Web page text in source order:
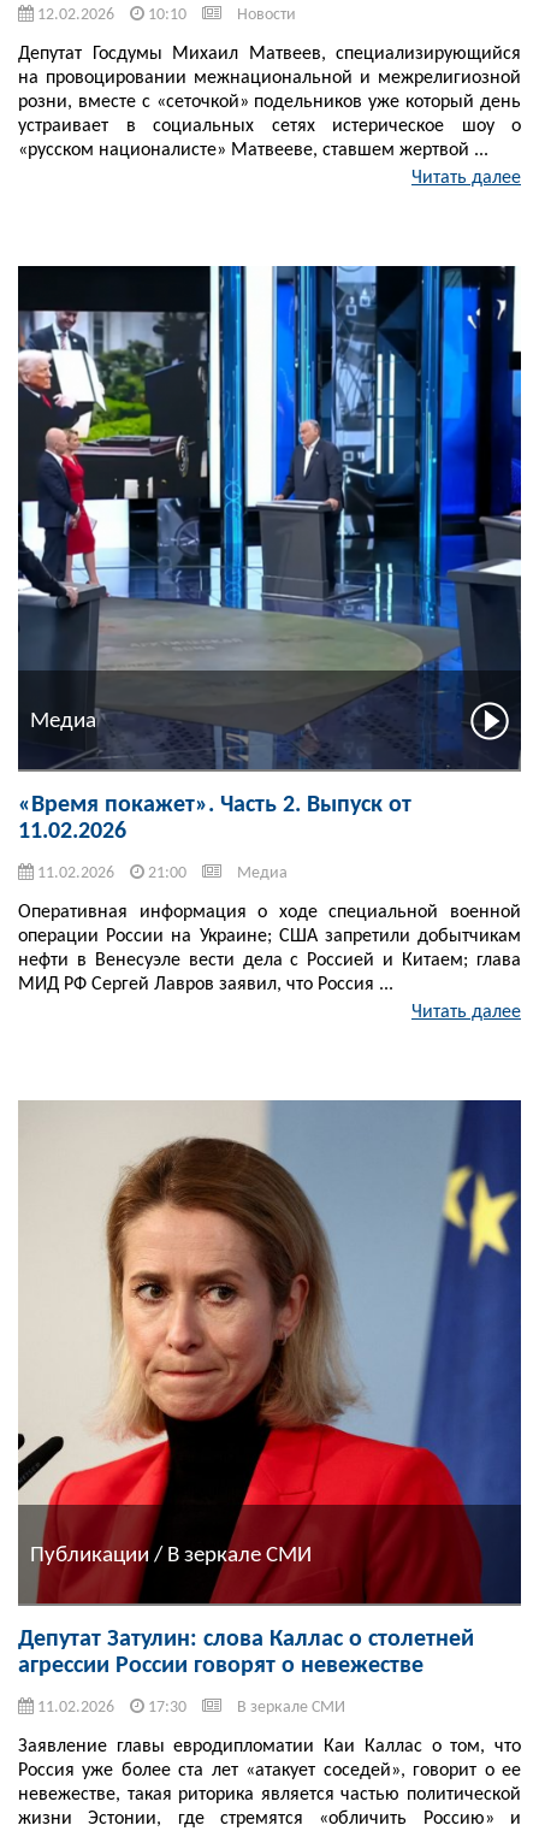
12.02.2026 10:10 Новости
Депутат Госдумы Михаил Матвеев, специализирующийся
на провоцировании межнациональной и межрелигиозной
розни, вместе с «сеточкой» подельников уже который день
устраивает в социальных сетях истерическое шоу о
«русском националисте» Матвееве, ставшем жертвой ...
Читать далее
Медиа
«Время покажет». Часть 2. Выпуск от
11.02.2026
11.02.2026 21:00 Медиа
Оперативная информация о ходе специальной военной
операции России на Украине; США запретили добытчикам
нефти в Венесуэле вести дела с Россией и Китаем; глава
МИД РФ Сергей Лавров заявил, что Россия ...
Читать далее
Публикации / В зеркале СМИ
Депутат Затулин: слова Каллас о столетней
агрессии России говорят о невежестве
11.02.2026 17:30 В зеркале СМИ
Заявление главы евродипломатии Каи Каллас о том, что
Россия уже более ста лет «атакует соседей», говорит о ее
невежестве, такая риторика является частью политической
жизни Эстонии, где стремятся «обличить Россию» и